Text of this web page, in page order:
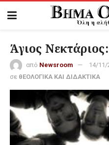
Άγιος
από Newsroom
14/11/
σε θΕΟΛΟΓΙΚΑ ΚΑΙ ΔΙΔΑΚΤΙΚΑ